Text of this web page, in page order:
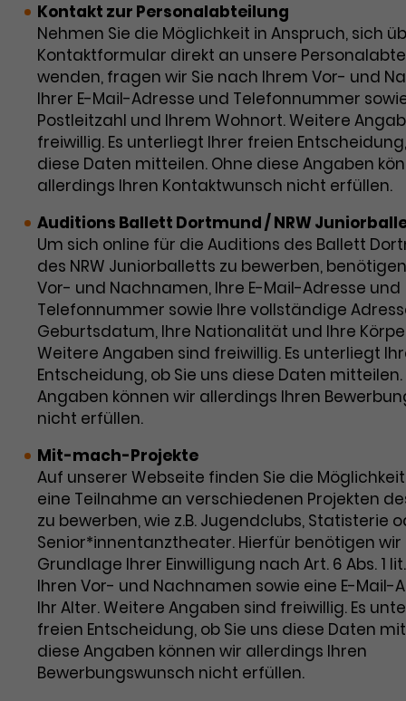
Kontakt zur Personalabteilung
Nehmen Sie die Möglichkeit in Anspruch, sich
Kontaktformular direkt an unsere
wenden, fragen wir Sie nach Ihrem Vor- und
Ihrer E-Mail-Adresse und Telefonnummer
Postleitzahl und Ihrem Wohnort. Weitere
freiwillig. Es unterliegt Ihrer freien
diese Daten mitteilen. Ohne diese Angaben
allerdings Ihren Kontaktwunsch nicht erfüllen.
Auditions Ballett Dortmund / NRW
Um sich online für die Auditions des Ballett
des NRW Juniorballetts zu bewerben,
Vor- und Nachnamen, Ihre E-Mail-Adresse und
Telefonnummer sowie Ihre vollständige
Geburtsdatum, Ihre Nationalität und Ihre
Weitere Angaben sind freiwillig. Es unterliegt
Entscheidung, ob Sie uns diese Daten
Angaben können wir allerdings Ihren
nicht erfüllen.
Mit-mach-Projekte
Auf unserer Webseite finden Sie die
eine Teilnahme an verschiedenen Projekten
zu bewerben, wie z.B. Jugendclubs, Statisterie
Senior*innentanztheater. Hierfür benötigen
Grundlage Ihrer Einwilligung nach Art. 6 Abs. 1
Ihren Vor- und Nachnamen sowie eine E-Mail-
Ihr Alter. Weitere Angaben sind freiwillig. Es
freien Entscheidung, ob Sie uns diese Daten
diese Angaben können wir allerdings Ihren
Bewerbungswunsch nicht erfüllen.